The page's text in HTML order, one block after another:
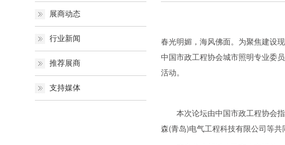
展商动态
行业新闻
推荐展商
支持媒体
春光明媚，海风佛面。为聚焦建设
中国市政工程协会城市照明专业委
活动。
本次论坛由中国市政工程协会指
森(青岛)电气工程科技有限公司等共